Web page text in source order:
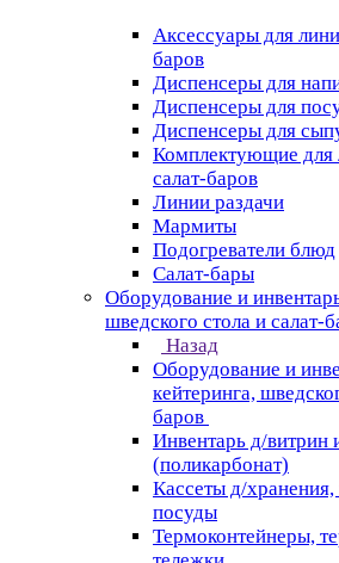
Аксессуары для
баров
Диспенсеры для
Диспенсеры для
Диспенсеры для
Комплектующие для
салат-баров
Линии раздачи
Мармиты
Подогреватели блюд
Салат-бары
Оборудование и
шведского стола и салат-
Назад
Оборудование и
кейтеринга,
баров
Инвентарь д/витрин
(поликарбонат)
Кассеты д/
посуды
Термоконтейнеры,